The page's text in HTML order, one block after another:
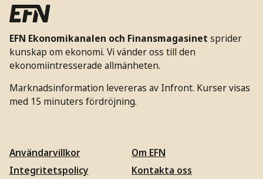
EFN Ekonomikanalen och Finansmagasinet sprider
kunskap om ekonomi. Vi vänder oss till den
ekonomiintresserade allmänheten.
Marknadsinformation levereras av Infront. Kurser visas
med 15 minuters fördröjning.
Användarvillkor
Integritetspolicy
Om EFN
Kontakta oss